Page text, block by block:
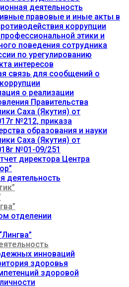
деятельность
правовые и иные акты в
коррупции
этики и
поведения сотрудника
по урегулированию
интересов
связь для сообщений о
о реализации
Правительства
Саха (Якутия) от
№212, приказа
образования и науки
Саха (Якутия) от
№01-09/251
директора Центра
деятельность
отделении
инноваций
здоровья
здоровой